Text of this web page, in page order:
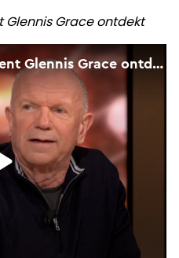
Glennis Grace ontdekt